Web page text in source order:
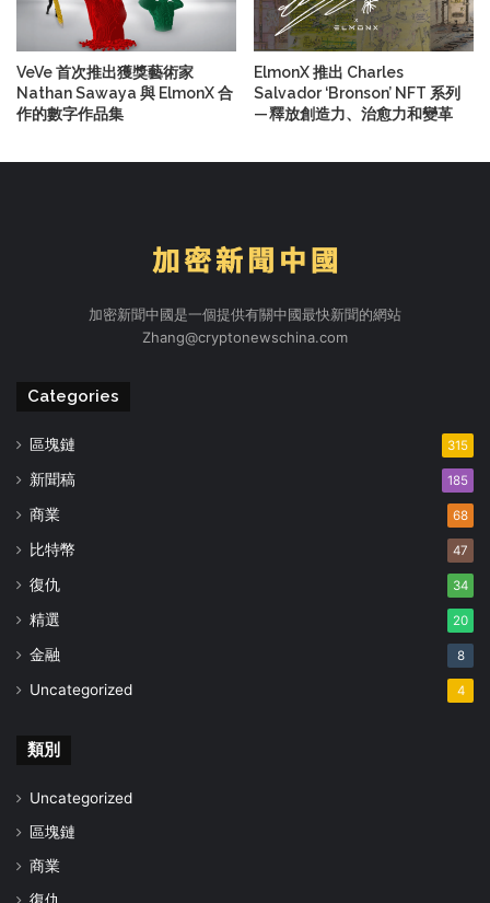
VeVe 首次推出獲獎藝術家
Nathan Sawaya 與 ElmonX 合
作的數字作品集
ElmonX 推出 Charles
Salvador ‘Bronson’ NFT 系列
— 釋放創造力、治愈力和變革
加密新聞中國是一個提供有關中國最快新聞的網站
Zhang@cryptonewschina.com
Categories
區塊鏈 315
新聞稿 185
商業 68
比特幣 47
復仇 34
精選 20
金融 8
Uncategorized 4
類別
Uncategorized
區塊鏈
商業
復仇